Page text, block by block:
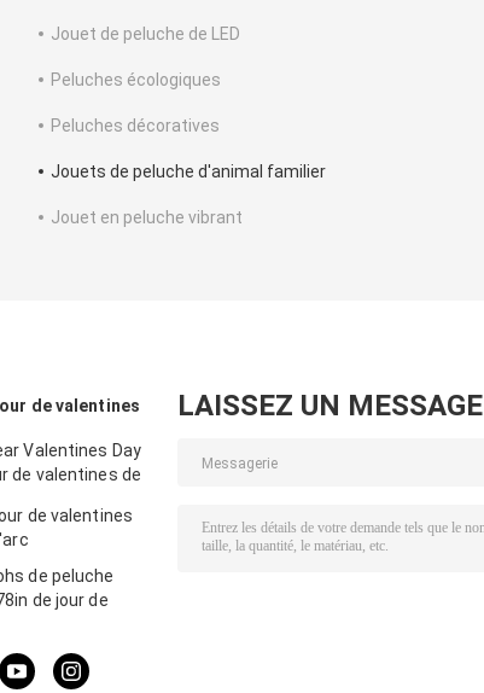
Jouet de peluche de LED
Peluches écologiques
Peluches décoratives
Jouets de peluche d'animal familier
Jouet en peluche vibrant
de valentines
Valentines Day
de valentines de
de valentines
de peluche
de jour de
LAISSEZ UN MESSAGE